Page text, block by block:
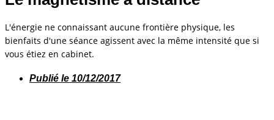
L'énergie ne connaissant aucune frontière physique, les
bienfaits d'une séance agissent avec la même intensité que si
vous étiez en cabinet.
Publié le 10/12/2017